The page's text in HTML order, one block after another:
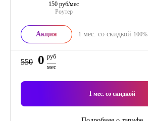
Роутер
150 руб/мес
Акция 1 мес. со скидкой 100%
550 0 руб
мес
1мес. со скидкой